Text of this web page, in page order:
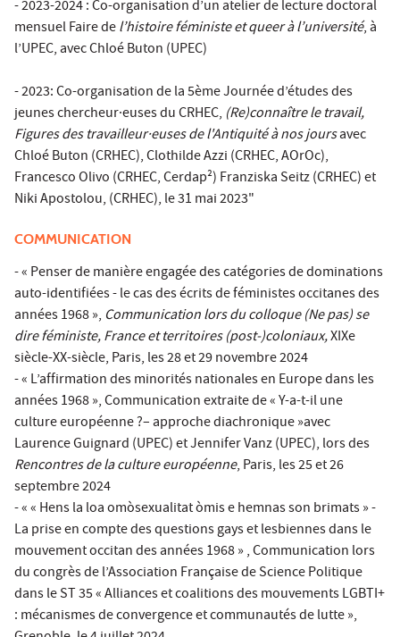
- 2023-2024 : Co-organisation d’un atelier de lecture doctoral
mensuel Faire del’histoire féministe et queer à l’université, à
l’UPEC, avec Chloé Buton (UPEC)
- 2023: Co-organisation de la 5ème Journée d’études des
jeunes chercheur·euses du CRHEC, (Re)connaître le travail,
Figures des travailleur·euses de l'Antiquité à nos joursavec
Chloé Buton (CRHEC), Clothilde Azzi (CRHEC, AOrOc),
Francesco Olivo (CRHEC, Cerdap²) Franziska Seitz (CRHEC) et
Niki Apostolou, (CRHEC), le 31 mai 2023"
COMMUNICATION
- « Penser de manière engagée des catégories de dominations
auto-identifiées - le cas des écrits de féministes occitanes des
années 1968 », Communication lors du colloque (Ne pas) se
dire féministe, France et territoires (post-)coloniaux,XIXe
siècle-XX-siècle, Paris, les 28 et 29 novembre 2024
- « L’affirmation des minorités nationales en Europe dans les
années 1968 », Communication extraite de « Y-a-t-il une
culture européenne ?– approche diachronique »avec
Laurence Guignard (UPEC) et Jennifer Vanz (UPEC), lors des
Rencontres de la culture européenne, Paris, les 25 et 26
septembre 2024
- « « Hens la loa omòsexualitat òmis e hemnas son brimats » -
La prise en compte des questions gays et lesbiennes dans le
mouvement occitan des années 1968 » , Communication lors
du congrès de l’Association Française de Science Politique
dans le ST 35 « Alliances et coalitions des mouvements LGBTI+
: mécanismes de convergence et communautés de lutte »,